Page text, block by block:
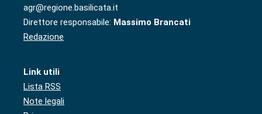
agr@regione.basilicata.it
Direttore responsabile: Massimo Brancati
Redazione
Link utili
Lista RSS
Note legali